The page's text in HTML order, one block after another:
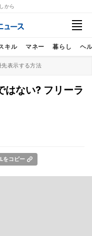
から
キル マネー 暮らし ヘ
表示する方法
はない? フリーラ
をコピー